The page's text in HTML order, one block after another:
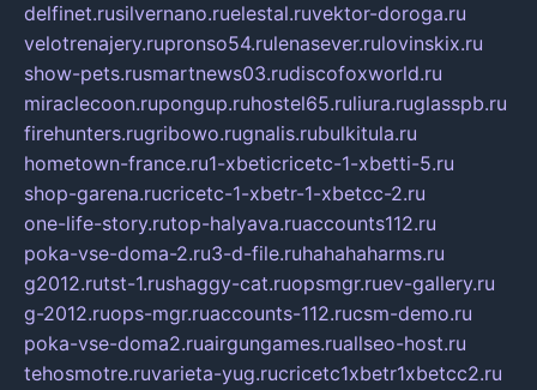
delfinet.rusilvernano.ruelestal.ruvektor-doroga.ru
velotrenajery.rupronso54.rulenasever.rulovinskix.ru
show-pets.rusmartnews03.rudiscofoxworld.ru
miraclecoon.rupongup.ruhostel65.ruliura.ruglasspb.ru
firehunters.rugribowo.rugnalis.rubulkitula.ru
hometown-france.ru1-xbeticricetc-1-xbetti-5.ru
shop-garena.rucricetc-1-xbetr-1-xbetcc-2.ru
one-life-story.rutop-halyava.ruaccounts112.ru
poka-vse-doma-2.ru3-d-file.ruhahahaharms.ru
g2012.rutst-1.rushaggy-cat.ruopsmgr.ruev-gallery.ru
g-2012.ruops-mgr.ruaccounts-112.rucsm-demo.ru
poka-vse-doma2.ruairgungames.ruallseo-host.ru
tehosmotre.ruvarieta-yug.rucricetc1xbetr1xbetcc2.ru